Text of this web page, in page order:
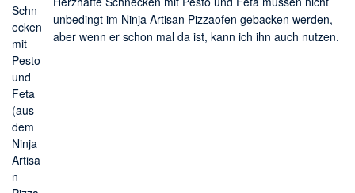
unbedingt im Ninja Artisan Pizzaofen gebacken werden,
aber wenn er schon mal da ist, kann ich ihn auch nutzen.